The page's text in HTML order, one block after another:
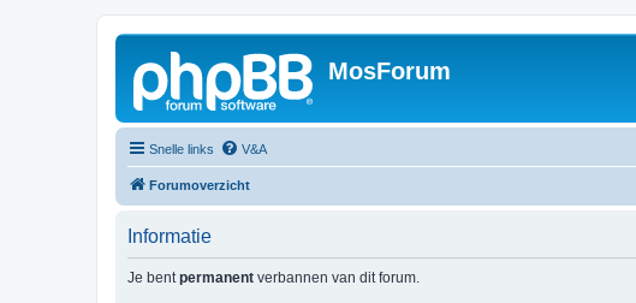
MosForum
Snelle links V&A
Forumoverzicht
Informatie
Je bentpermanent verbannen van dit forum.